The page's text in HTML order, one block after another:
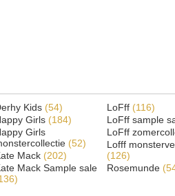
Kids (54)
Girls (184)
Girls
(52)
Mack (202)
Mack Sample sale
LoFff (116)
LoFff sample
LoFff
Lofff
(126)
Rosemunde